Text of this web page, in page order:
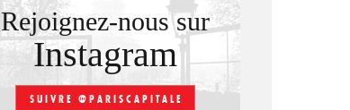
Rejoignez-nous sur
Instagram
SUIVRE @PARISCAPITALE